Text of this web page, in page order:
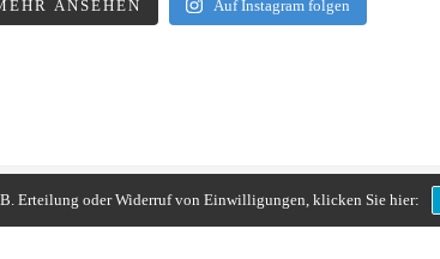
ANSEHEN Auf Instagram folgen
Erteilung oder Widerruf von Einwilligungen, klicken Sie hier: